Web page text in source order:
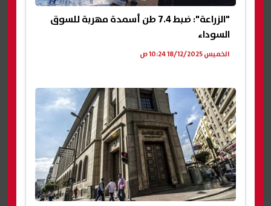
"الزراعة": ضبط 7.4 طن أسمدة مهربة للسوق
السوداء
الخميس 18/12/2025 10:24 ص